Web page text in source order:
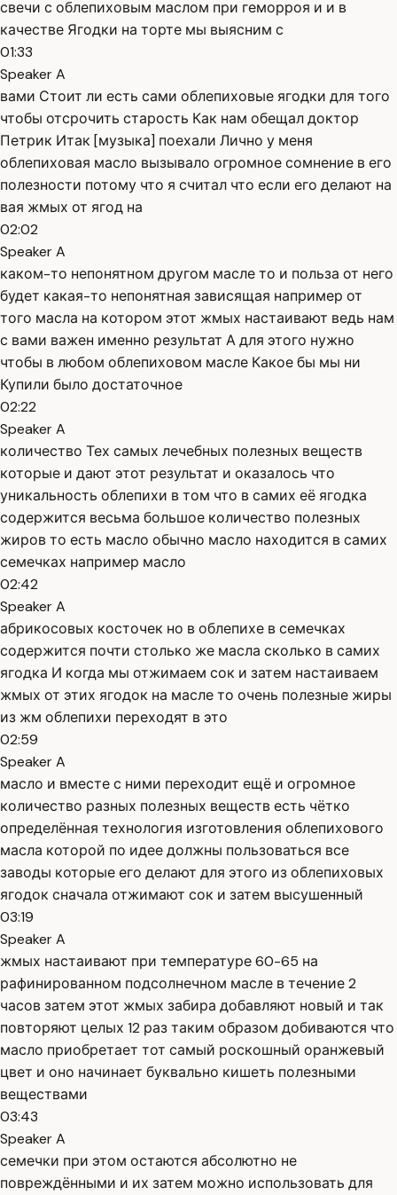
свечи с облепиховым маслом при геморроя и и в
качестве Ягодки на торте мы выясним с
01:33
Speaker A
вами Стоит ли есть сами облепиховые ягодки для того
чтобы отсрочить старость Как нам обещал доктор
Петрик Итак [музыка] поехали Лично у меня
облепиховая масло вызывало огромное сомнение в его
полезности потому что я считал что если его делают на
вая жмых от ягод на
02:02
Speaker A
каком-то непонятном другом масле то и польза от него
будет какая-то непонятная зависящая например от
того масла на котором этот жмых настаивают ведь нам
с вами важен именно результат А для этого нужно
чтобы в любом облепиховом масле Какое бы мы ни
Купили было достаточное
02:22
Speaker A
количество Тех самых лечебных полезных веществ
которые и дают этот результат и оказалось что
уникальность облепихи в том что в самих её ягодка
содержится весьма большое количество полезных
жиров то есть масло обычно масло находится в самих
семечках например масло
02:42
Speaker A
абрикосовых косточек но в облепихе в семечках
содержится почти столько же масла сколько в самих
ягодка И когда мы отжимаем сок и затем настаиваем
жмых от этих ягодок на масле то очень полезные жиры
из жм облепихи переходят в это
02:59
Speaker A
масло и вместе с ними переходит ещё и огромное
количество разных полезных веществ есть чётко
определённая технология изготовления облепихового
масла которой по идее должны пользоваться все
заводы которые его делают для этого из облепиховых
ягодок сначала отжимают сок и затем высушенный
03:19
Speaker A
жмых настаивают при температуре 60-65 на
рафинированном подсолнечном масле в течение 2
часов затем этот жмых забира добавляют новый и так
повторяют целых 12 раз таким образом добиваются что
масло приобретает тот самый роскошный оранжевый
цвет и оно начинает буквально кишеть полезными
веществами
03:43
Speaker A
семечки при этом остаются абсолютно не
повреждёнными и их затем можно использовать для